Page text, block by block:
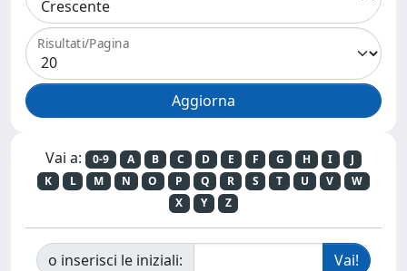
Risultati/Pagina
Vai a: 0-9 A B C D E F G H I
J
K
L M N O P Q R S T U V
W
X
Y Z
o inserisci le iniziali: